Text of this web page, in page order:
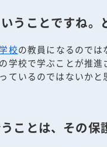
うことですね。
校の教員になるので
学校で学ぶことが推
ているのではないか
ことは、その保